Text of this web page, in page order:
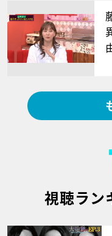
視聴ラン